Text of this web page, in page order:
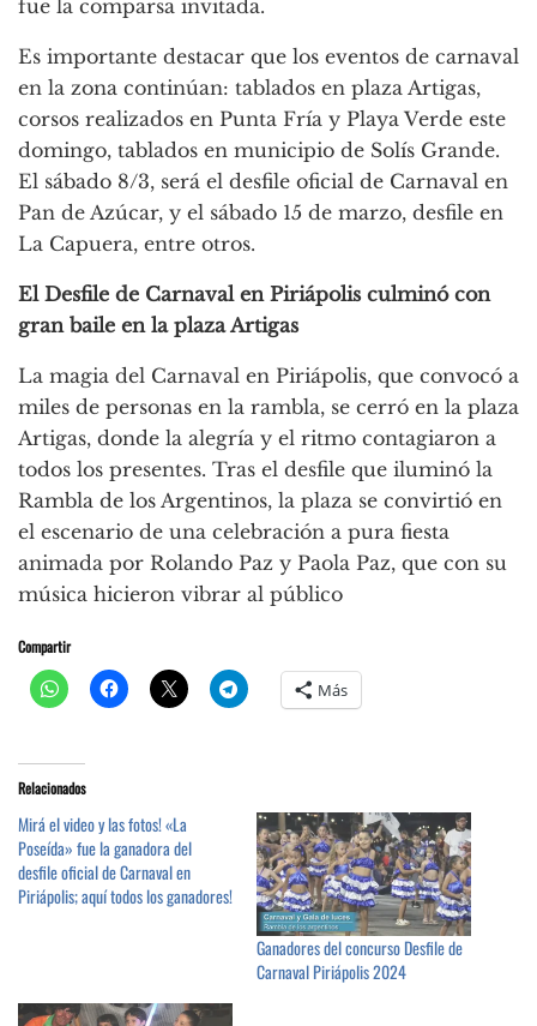
fue la comparsa invitada.
Es importante destacar que los eventos de carnaval
en la zona continúan: tablados en plaza Artigas,
corsos realizados en Punta Fría y Playa Verde este
domingo, tablados en municipio de Solís Grande.
El sábado 8/3, será el desfile oficial de Carnaval en
Pan de Azúcar, y el sábado 15 de marzo, desfile en
La Capuera, entre otros.
El Desfile de Carnaval en Piriápolis culminó con
gran baile en la plaza Artigas
La magia del Carnaval en Piriápolis, que convocó a
miles de personas en la rambla, se cerró en la plaza
Artigas, donde la alegría y el ritmo contagiaron a
todos los presentes. Tras el desfile que iluminó la
Rambla de los Argentinos, la plaza se convirtió en
el escenario de una celebración a pura fiesta
animada por Rolando Paz y Paola Paz, que con su
música hicieron vibrar al público
Compartir
Más
Relacionados
Mirá el video y las fotos! «La
Poseída» fue la ganadora del
desfile oficial de Carnaval en
Piriápolis; aquí todos los ganadores!
Ganadores del concurso Desfile de
Carnaval Piriápolis 2024